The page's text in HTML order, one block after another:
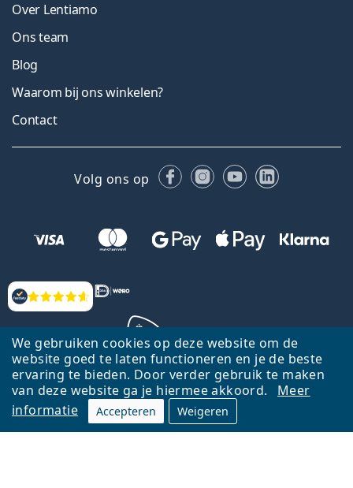
We gebruiken cookies op deze website om de
website goed te laten functioneren en je de beste
ervaring te bieden. Door verder gebruik te maken
van deze website ga je hiermee akkoord.
Meer
informatie
Accepteren Weigeren
Beoordelingen
Over Lentiamo
Ons team
Blog
Waarom bij ons winkelen?
Contact
Volg ons op FacebookInstagram
YouTubeLinkedIn
Terug naar de homepagina
Ga omhoog
Lentiamo.nl is eigendom van en wordt beheerd door Lentiamo s.r.o.,
Tsjechië
Hier al 18 jaar voor jou.